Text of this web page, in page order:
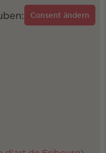
Consent ändern